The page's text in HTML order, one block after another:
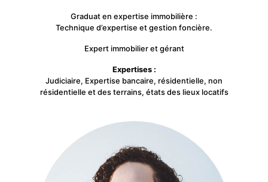
Graduat en expertise immobilière :
Technique d’expertise et gestion foncière.
Expert immobilier et gérant
Expertises :
Judiciaire, Expertise bancaire, résidentielle, non
résidentielle et des terrains, états des lieux locatifs